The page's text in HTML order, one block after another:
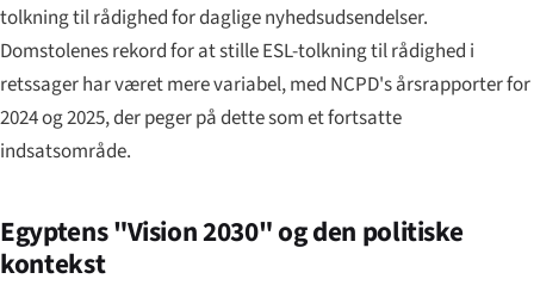
tolkning til rådighed for daglige nyhedsudsendelser.
Domstolenes rekord for at stille ESL-tolkning til rådighed i
retssager har været mere variabel, med NCPD's årsrapporter for
2024 og 2025, der peger på dette som et fortsatte
indsatsområde.
Egyptens "Vision 2030" og den politiske
kontekst